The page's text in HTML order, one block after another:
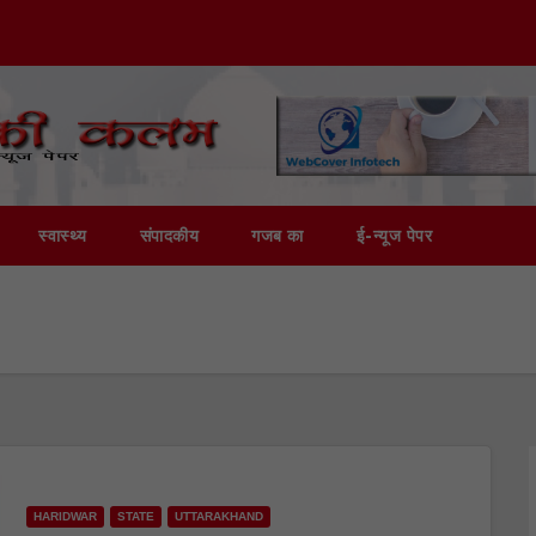
स्वास्थ्य संपादकीय गजब का ई-न्यूज पेपर
HARIDWAR STATE UTTARAKHAND